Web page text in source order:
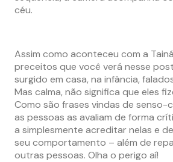
céu.
Assim como aconteceu com a
preceitos que você verá nesse
surgido em casa, na infância,
Mas calma, não significa que eles
Como são frases vindas de senso-
as pessoas as avaliam de forma
a simplesmente acreditar nelas e
seu comportamento – além de
outras pessoas. Olha o perigo aí!